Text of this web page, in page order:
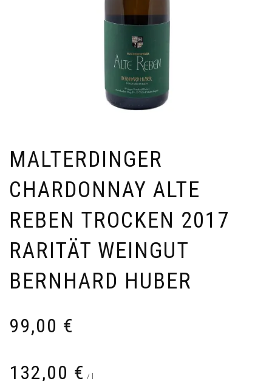
MALTERDINGER
CHARDONNAY ALTE
REBEN TROCKEN 2017
RARITÄT WEINGUT
BERNHARD HUBER
99,00 €
132,00 € / l